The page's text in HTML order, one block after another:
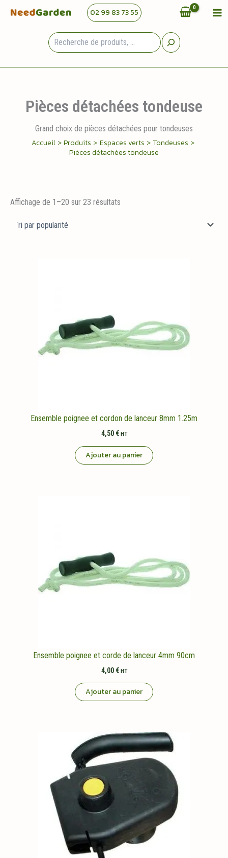
02 99 83 73 55
Pièces détachées tondeuse
Grand choix de pièces détachées pour tondeuses
Accueil Produits Espaces verts
Tondeuses
Pièces détachées tondeuse
Affichage de 1–20 sur 23 résultats
Ensemble poignee et cordon de lanceur 8mm 1.25m
4,50 € HT
Ajouter au panier
Ensemble poignee et corde de lanceur 4mm 90cm
4,00 € HT
Ajouter au panier